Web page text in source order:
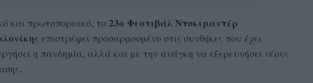
και πρωτοποριακό, το 23ο Φεστιβάλ Ντοκιμαντέρ
επιστρέφει προσαρμοσμένο στις συνθήκες που έχει
η πανδημία, αλλά και με την ανάγκη να εξερευνήσει νέους